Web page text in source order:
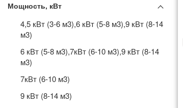
Мощность, кВт
4,5 кВт (3-6 м3),6 кВт (5-8 м3),9 кВт (8-14
м3)
6 кВт (5-8 м3),7кВт (6-10 м3),9 кВт (8-14
м3)
7кВт (6-10 м3)
9 кВт (8-14 м3)